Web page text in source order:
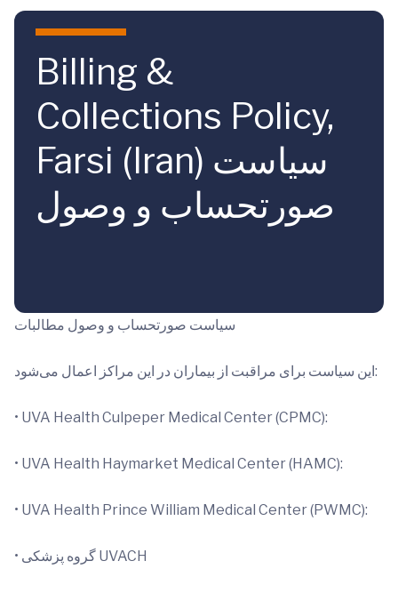
Skip to main content
Billing &
Collections Policy,
Farsi (Iran) سیاست
صورتحساب و وصول
سیاست صورتحساب و وصول مطالبات
این سیاست برای مراقبت از بیماران در این مراکز اعمال می‌شود:
• UVA Health Culpeper Medical Center (CPMC):
• UVA Health Haymarket Medical Center (HAMC):
• UVA Health Prince William Medical Center (PWMC):
• گروه پزشکی UVACH